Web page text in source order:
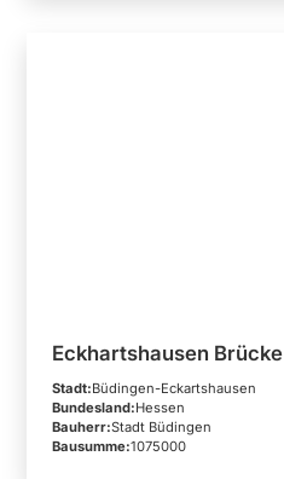
Eckhartshausen Brücke
Stadt:Büdingen-Eckartshausen
Bundesland:Hessen
Bauherr:Stadt Büdingen
Bausumme:1075000